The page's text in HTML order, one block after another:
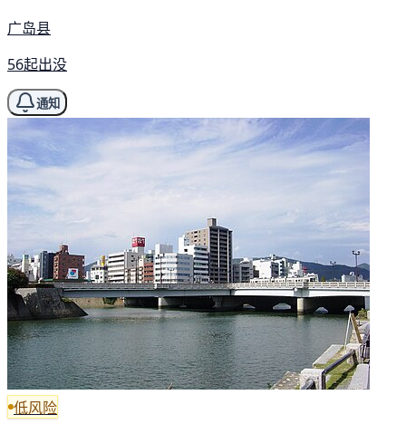
广岛县
56起出没
通知
低风险